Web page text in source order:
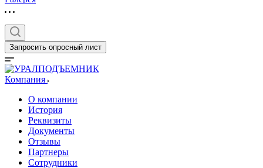
Запросить опросный лист
Компания
О компании
История
Реквизиты
Документы
Отзывы
Партнеры
Сотрудники